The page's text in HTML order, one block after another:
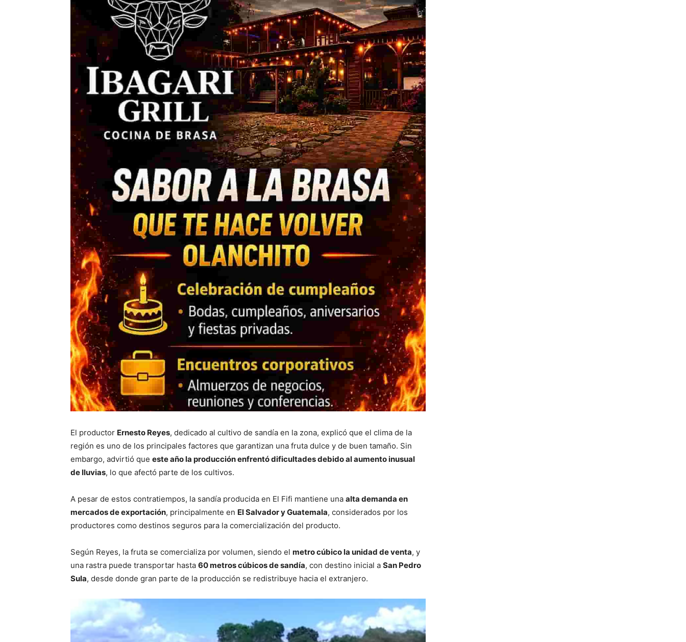
El productor Ernesto Reyes, dedicado al cultivo de sandía en la zona, explicó que el clima de la
región es uno de los principales factores que garantizan una fruta dulce y de buen tamaño. Sin
embargo, advirtió que este año la producción enfrentó dificultades debido al aumento inusual
de lluvias, lo que afectó parte de los cultivos.
A pesar de estos contratiempos, la sandía producida en El Fifi mantiene una alta demanda en
mercados de exportación, principalmente en El Salvador y Guatemala, considerados por los
productores como destinos seguros para la comercialización del producto.
Según Reyes, la fruta se comercializa por volumen, siendo el metro cúbico la unidad de venta, y
una rastra puede transportar hasta 60 metros cúbicos de sandía, con destino inicial a San Pedro
Sula, desde donde gran parte de la producción se redistribuye hacia el extranjero.